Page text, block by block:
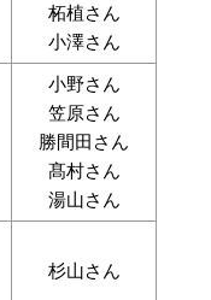
柘植さん
小澤さん
小野さん
笠原さん
勝間田さん
髙村さん
湯山さん
杉山さん